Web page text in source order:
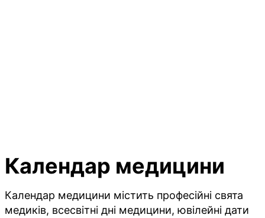
Календар медицини
Календар медицини містить професійні свята
медиків, всесвітні дні медицини, ювілейні дати